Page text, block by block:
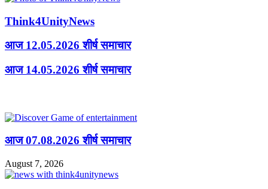
Think4UnityNews
आज 12.05.2026 शीर्ष समाचार
आज 14.05.2026 शीर्ष समाचार
आज 07.08.2026 शीर्ष समाचार
August 7, 2026